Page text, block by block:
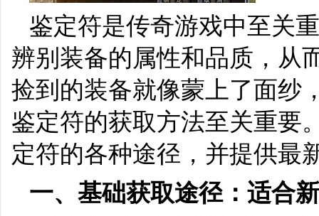
鉴定符是传奇游戏中至关
辨别装备的属性和品质，从
捡到的装备就像蒙上了面纱
鉴定符的获取方法至关重要
定符的各种途径，并提供最
一、基础获取途径：适合